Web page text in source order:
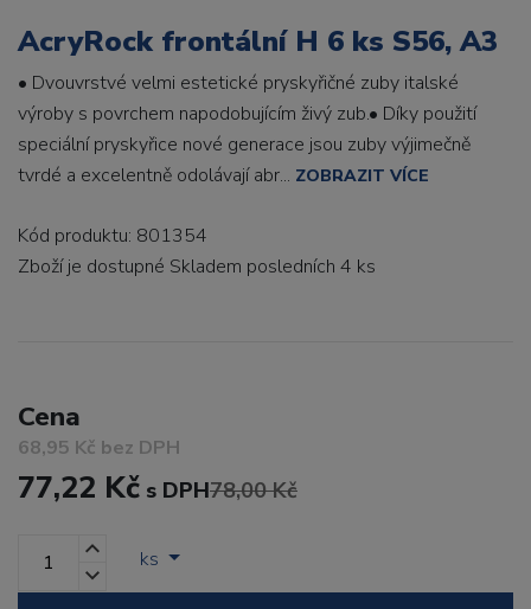
AcryRock frontální H 6 ks S56, A3
• Dvouvrstvé velmi estetické pryskyřičné zuby italské
výroby s povrchem napodobujícím živý zub.• Díky použití
speciální pryskyřice nové generace jsou zuby výjimečně
tvrdé a excelentně odolávají abr... ZOBRAZIT VÍCE
Kód produktu: 801354
Zboží je dostupné Skladem posledních 4 ks
Cena
68,95 Kč bez DPH
77,22 Kč s DPH78,00 Kč
ks